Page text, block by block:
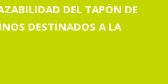
DEL TAPÓN DE
DESTINADOS A LA